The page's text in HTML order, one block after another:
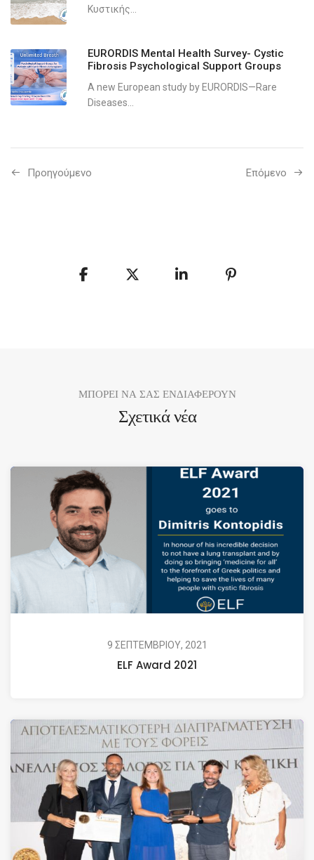
Κυστικής...
EURORDIS Mental Health Survey- Cystic
Fibrosis Psychological Support Groups
A new European study by EURORDIS—Rare
Diseases...
Προηγούμενo Επόμενο
ΜΠΟΡΕΙ ΝΑ ΣΑΣ ΕΝΔΙΑΦΕΡΟΥΝ
Σχετικά νέα
9 ΣΕΠΤΕΜΒΡΙΟΥ, 2021
ELF Award 2021